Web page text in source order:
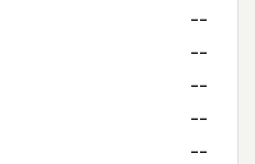
--
--
--
--
--